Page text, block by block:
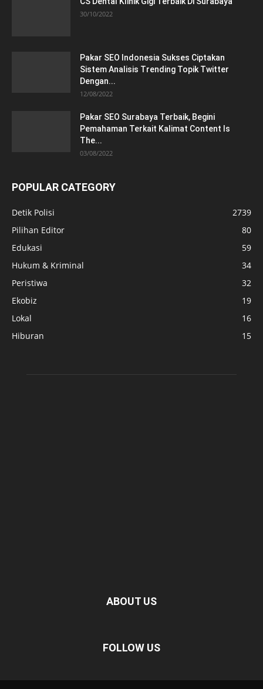
30/10/2022
Pakar SEO Indonesia Sukses Ciptakan
Sistem Analisis Trending Topik Twitter
Dengan...
12/08/2022
Pakar SEO Surabaya Terbaik, Begini
Pemahaman Terkait Kalimat Content Is
The...
03/08/2022
POPULAR CATEGORY
Detik Polisi
2739
Pilihan Editor
80
Edukasi
59
Hukum & Kriminal
34
Peristiwa
32
Ekobiz
19
Lokal
16
Hiburan
15
ABOUT US
FOLLOW US